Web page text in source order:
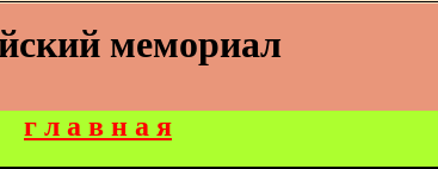
мемориал
г л а в н а я